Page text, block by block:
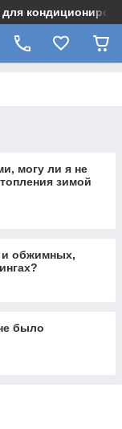
могу ли я не
зимой
и обжимных,
было